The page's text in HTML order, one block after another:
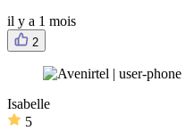
il y a 1 mois
2
Isabelle
5